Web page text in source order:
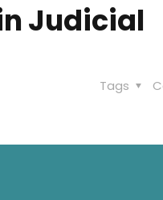
Judicial
Tags